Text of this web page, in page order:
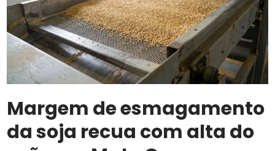
Margem de esmagamento
da soja recua com alta do